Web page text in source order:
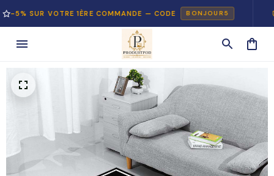
VOTRE 1ÈRE COMMANDE — CODE BONJOUR5